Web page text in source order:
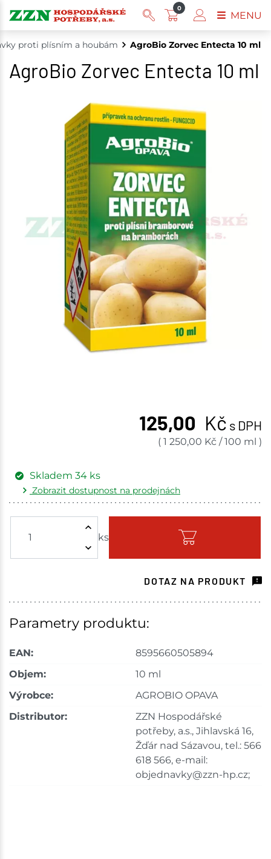
proti plísním a houbám AgroBio Zorvec Entecta 10 ml
AgroBio Zorvec Entecta 10 ml
125,00 Kč s DPH
( 1 250,00 Kč /100 ml )
ks
Skladem 34 ks
Zobrazit dostupnost na prodejnách
Skladem - ihned k odeslání
Tišnov 17 ks
Skladové množství na prodejnách je pouze orientační.
shopu.
DOTAZ NA PRODUKT
Parametry produktu:
EAN:
8595660505894
Objem:
10 ml
Výrobce:
AGROBIO OPAVA
Distributor:
ZZN Hospodářské
potřeby, a.s., Jihlavská 16,
Žďár nad Sázavou, tel.: 566
618 566, e-mail:
objednavky@zzn-hp.cz;
0
MENU